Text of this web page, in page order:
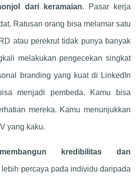
dari keramaian. Pasar kerja
Ratusan orang bisa melamar satu
atau perekrut tidak punya banyak
melakukan pengecekan singkat
branding yang kuat di LinkedIn
menjadi pembeda. Kamu bisa
mereka. Kamu menunjukkan
yang kaku.
membangun kredibilitas dan
lebih percaya pada individu daripada